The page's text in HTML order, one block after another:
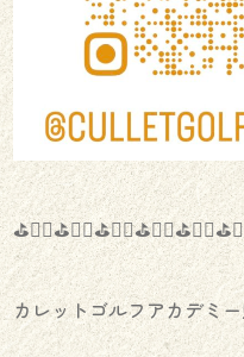
カレットゴルフアカデミ